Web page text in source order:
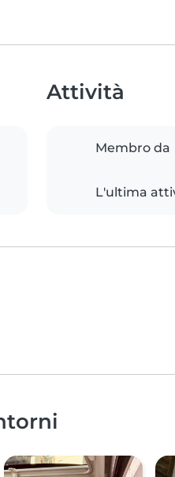
Attività
Membro da
L'ultima